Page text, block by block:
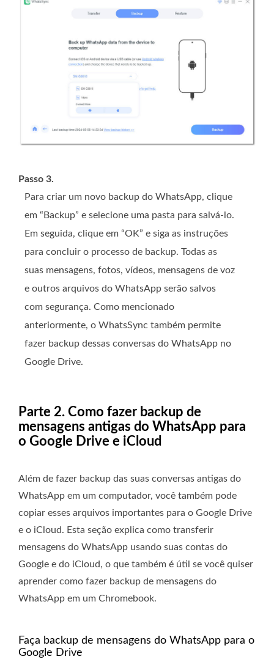
Passo 3.
Para criar um novo backup do WhatsApp, clique
em “Backup” e selecione uma pasta para salvá-lo.
Em seguida, clique em “OK” e siga as instruções
para concluir o processo de backup. Todas as
suas mensagens, fotos, vídeos, mensagens de voz
e outros arquivos do WhatsApp serão salvos
com segurança. Como mencionado
anteriormente, o WhatsSync também permite
fazer backup dessas conversas do WhatsApp no ​​
Google Drive.
Parte 2. Como fazer backup de
mensagens antigas do WhatsApp para
o Google Drive e iCloud
Além de fazer backup das suas conversas antigas do
WhatsApp em um computador, você também pode
copiar esses arquivos importantes para o Google Drive
e o iCloud. Esta seção explica como transferir
mensagens do WhatsApp usando suas contas do
Google e do iCloud, o que também é útil se você quiser
aprender como fazer backup de mensagens do
WhatsApp em um Chromebook.
Faça backup de mensagens do WhatsApp para o
Google Drive